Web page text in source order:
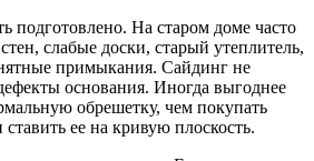
подготовлено. На старом доме часто
слабые доски, старый утеплитель,
примыкания. Сайдинг не
основания. Иногда выгоднее
обрешетку, чем покупать
ее на кривую плоскость.